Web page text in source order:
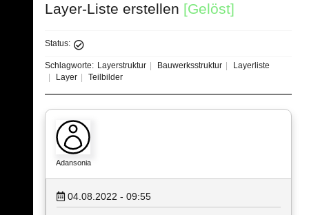
Layer-Liste erstellen [Gelöst]
Status:
Schlagworte: Layerstruktur Bauwerksstruktur
Layerliste
Layer
Teilbilder
Adansonia
04.08.2022 - 09:55